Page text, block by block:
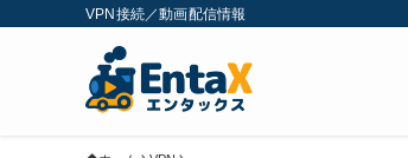
VPN接続／動画配信情報